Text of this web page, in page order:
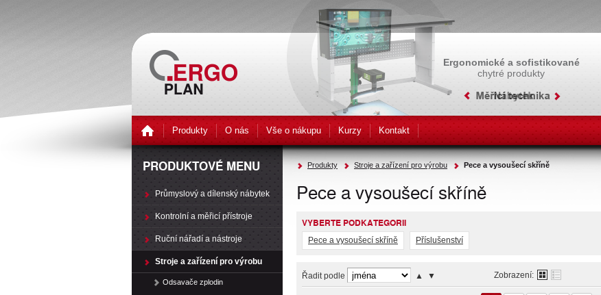
Ergonomické a sofistikované
chytré produkty
Produkty O nás Vše o nákupu Kurzy Kontakt
Produkty Stroje a zařízení pro výrobu Pece a vysoušecí skříně
Pece a vysoušecí skříně
VYBERTE PODKATEGORII
Pece a vysoušecí skříně Příslušenství
Řadit podle ▲ ▼ Zobrazení:
PRODUKTOVÉ MENU
Průmyslový a dílenský nábytek
Kontrolní a měřicí přístroje
Ruční nářadí a nástroje
Stroje a zařízení pro výrobu
Odsavače zplodin